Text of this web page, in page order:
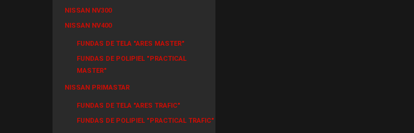
NISSAN NV300
NISSAN NV400
FUNDAS DE TELA "ARES MASTER"
FUNDAS DE POLIPIEL "PRACTICAL
MASTER"
NISSAN PRIMASTAR
FUNDAS DE TELA "ARES TRAFIC"
FUNDAS DE POLIPIEL "PRACTICAL TRAFIC"